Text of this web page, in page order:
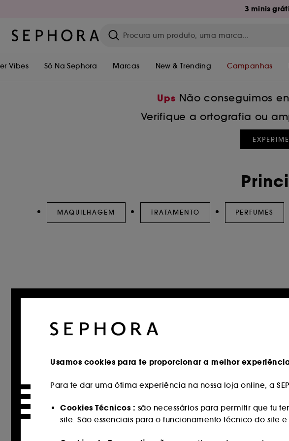
3 minis
Vibes Só Na Sephora Marcas New & Trending Campanhas
Ups Não conseguimos
Verifique a ortografia ou
MAQUILHAGEM TRATAMENTO PERFUMES
Usamos cookies para te proporcionar a melhor
Para te dar uma ótima experiência na nossa loja online, a
Cookies Técnicos : são necessários para permitir que tu
site. São essenciais para o funcionamento técnico do site